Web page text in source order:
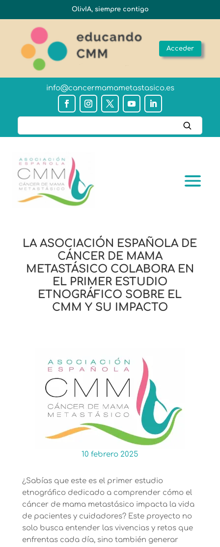
OlivIA, siempre contigo
Acceder
info@cancermamametastasico.es
LA ASOCIACIÓN ESPAÑOLA DE
CÁNCER DE MAMA
METASTÁSICO COLABORA EN
EL PRIMER ESTUDIO
ETNOGRÁFICO SOBRE EL
CMM Y SU IMPACTO
10 febrero 2025
¿Sabías que este es el primer estudio
etnográfico dedicado a comprender cómo el
cáncer de mama metastásico impacta la vida
de pacientes y cuidadores? Este proyecto no
solo busca entender las vivencias y retos que
enfrentas cada día, sino también generar